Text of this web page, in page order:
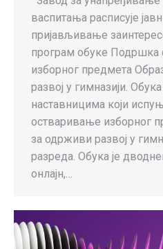
васпитања расписује
пријављивање
програм обуке Подршка
изборног предмета
развој у гимназији.
наставницима који
остваривање изборног
за одрживи развој у
разреда. Обука је
онлајн,…